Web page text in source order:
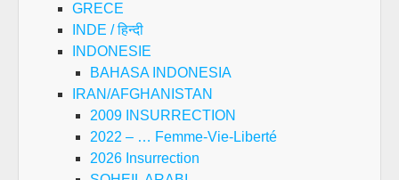
GRECE
INDE / हिन्दी
INDONESIE
BAHASA INDONESIA
IRAN/AFGHANISTAN
2009 INSURRECTION
2022 – … Femme-Vie-Liberté
2026 Insurrection